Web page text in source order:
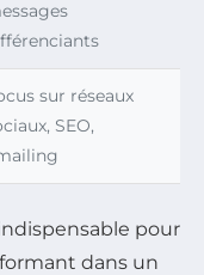
sur réseaux
SEO,
pour
dans un